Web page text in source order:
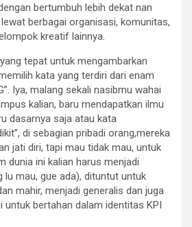
bertumbuh lebih dekat nan
berbagai organisasi, komunitas,
kreatif lainnya.
tepat untuk mengambarkan
kata yang terdiri dari enam
Iya, malang sekali nasibmu wahai
kalian, baru mendapatkan ilmu
dasarnya saja atau kata
di sebagian pribadi orang,mereka
jati diri, tapi mau tidak mau, untuk
dunia ini kalian harus menjadi
lu mau, gue ada), dituntut untuk
mahir, menjadi generalis dan juga
untuk bertahan dalam identitas KPI